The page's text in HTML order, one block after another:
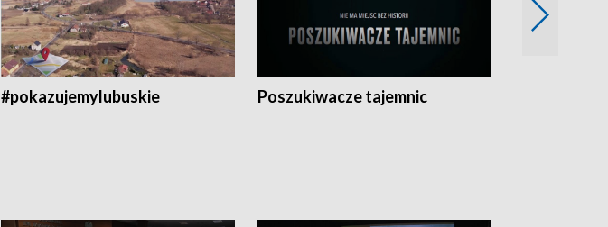
#pokazujemylubuskie Poszukiwacze tajemnic